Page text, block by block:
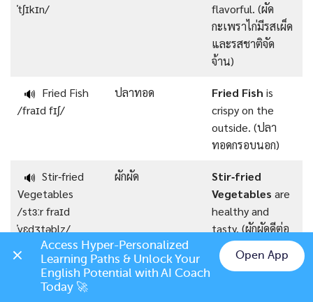
ˈtʃɪkɪn/
flavorful. (ผัด
กะเพราไก่มีรสเผ็ด
และรสชาติจัด
จ้าน)
🔊 Fried Fish
/fraɪd fɪʃ/
ปลาทอด Fried Fish is
crispy on the
outside. (ปลา
ทอดกรอบนอก)
🔊 Stir‑fried
Vegetables
/stɜːr fraɪd
ˈvɛdʒtəblz/
ผักผัด
Stir‑fried
Vegetables are
healthy and
tasty. (ผักผัดดีต่อ
สุขภาพและอร่อย)
Grilled Pork
/ɡrɪld pɔːrk/
หมูย่าง Chat on LINE
Access Hyper-Personalized
Learning Paths & Unlock Your
English Potential with AI Coach
Today 🚀
Open App